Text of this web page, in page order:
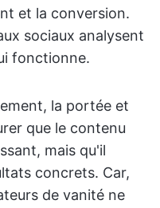
et la conversion.
sociaux analysent
fonctionne.
la portée et
que le contenu
mais qu'il
concrets. Car,
de vanité ne